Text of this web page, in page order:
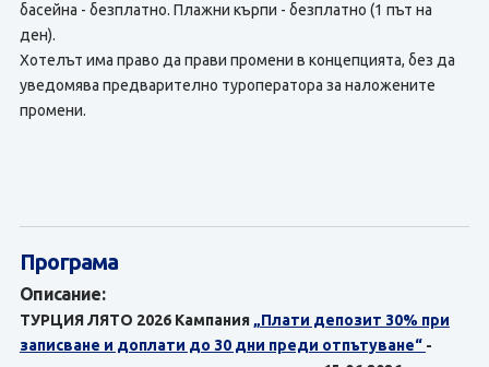
басейна - безплатно. Плажни кърпи - безплатно (1 път на
ден).
Хотелът има право да прави промени в концепцията, без да
уведомява предварително туроператора за наложените
промени.
Програма
Описание:
ТУРЦИЯ ЛЯТО 2026 Кампания „Плати депозит 30% при
записване и доплати до 30 дни преди отпътуване“ -